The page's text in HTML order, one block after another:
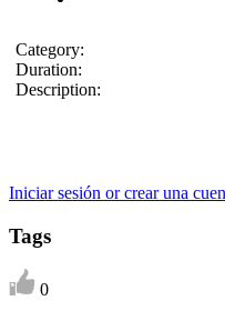
Category:
Duration:
Description:
Iniciar sesión or crear una
Tags
0